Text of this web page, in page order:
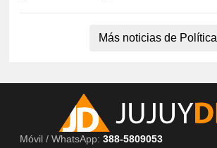
Más noticias de Política
Móvil / WhatsApp: 388-5809053